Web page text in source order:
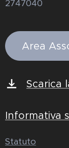
2747040
Area
Scarica
Informativa
Statuto